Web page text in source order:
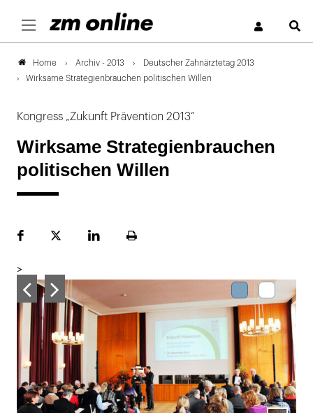
Home Archiv - 2013
Deutscher Zahnärztetag 2013
Wirksame Strategienbrauchen politischen Willen
Kongress „Zukunft Prävention 2013“
Wirksame Strategienbrauchen
politischen Willen
FacebookPlattformLinekdInSeite
>